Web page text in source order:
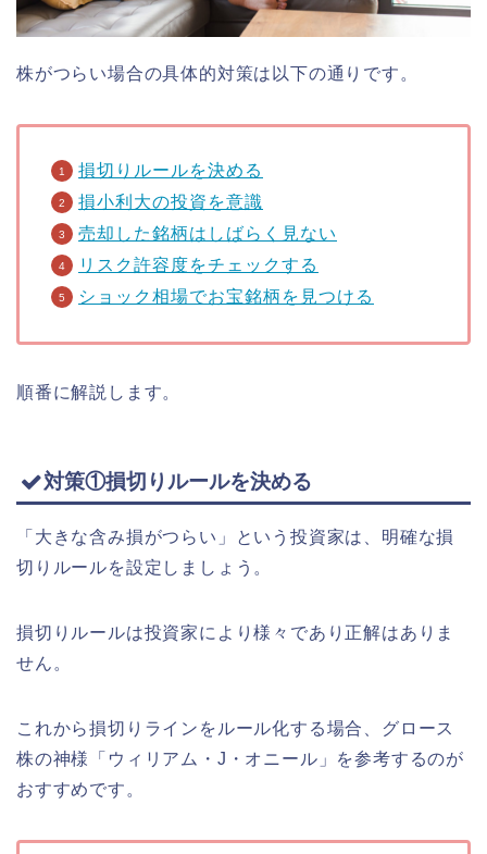
株がつらい場合の具体的対策は以下の通りです。
損切りルールを決める
損小利大の投資を意識
売却した銘柄はしばらく見ない
リスク許容度をチェックする
ショック相場でお宝銘柄を見つける
順番に解説します。
対策①損切りルールを決める
「大きな含み損がつらい」という投資家は、明確な損
切りルールを設定しましょう。
損切りルールは投資家により様々であり正解はありま
せん。
これから損切りラインをルール化する場合、グロース
株の神様「ウィリアム・J・オニール」を参考するのが
おすすめです。